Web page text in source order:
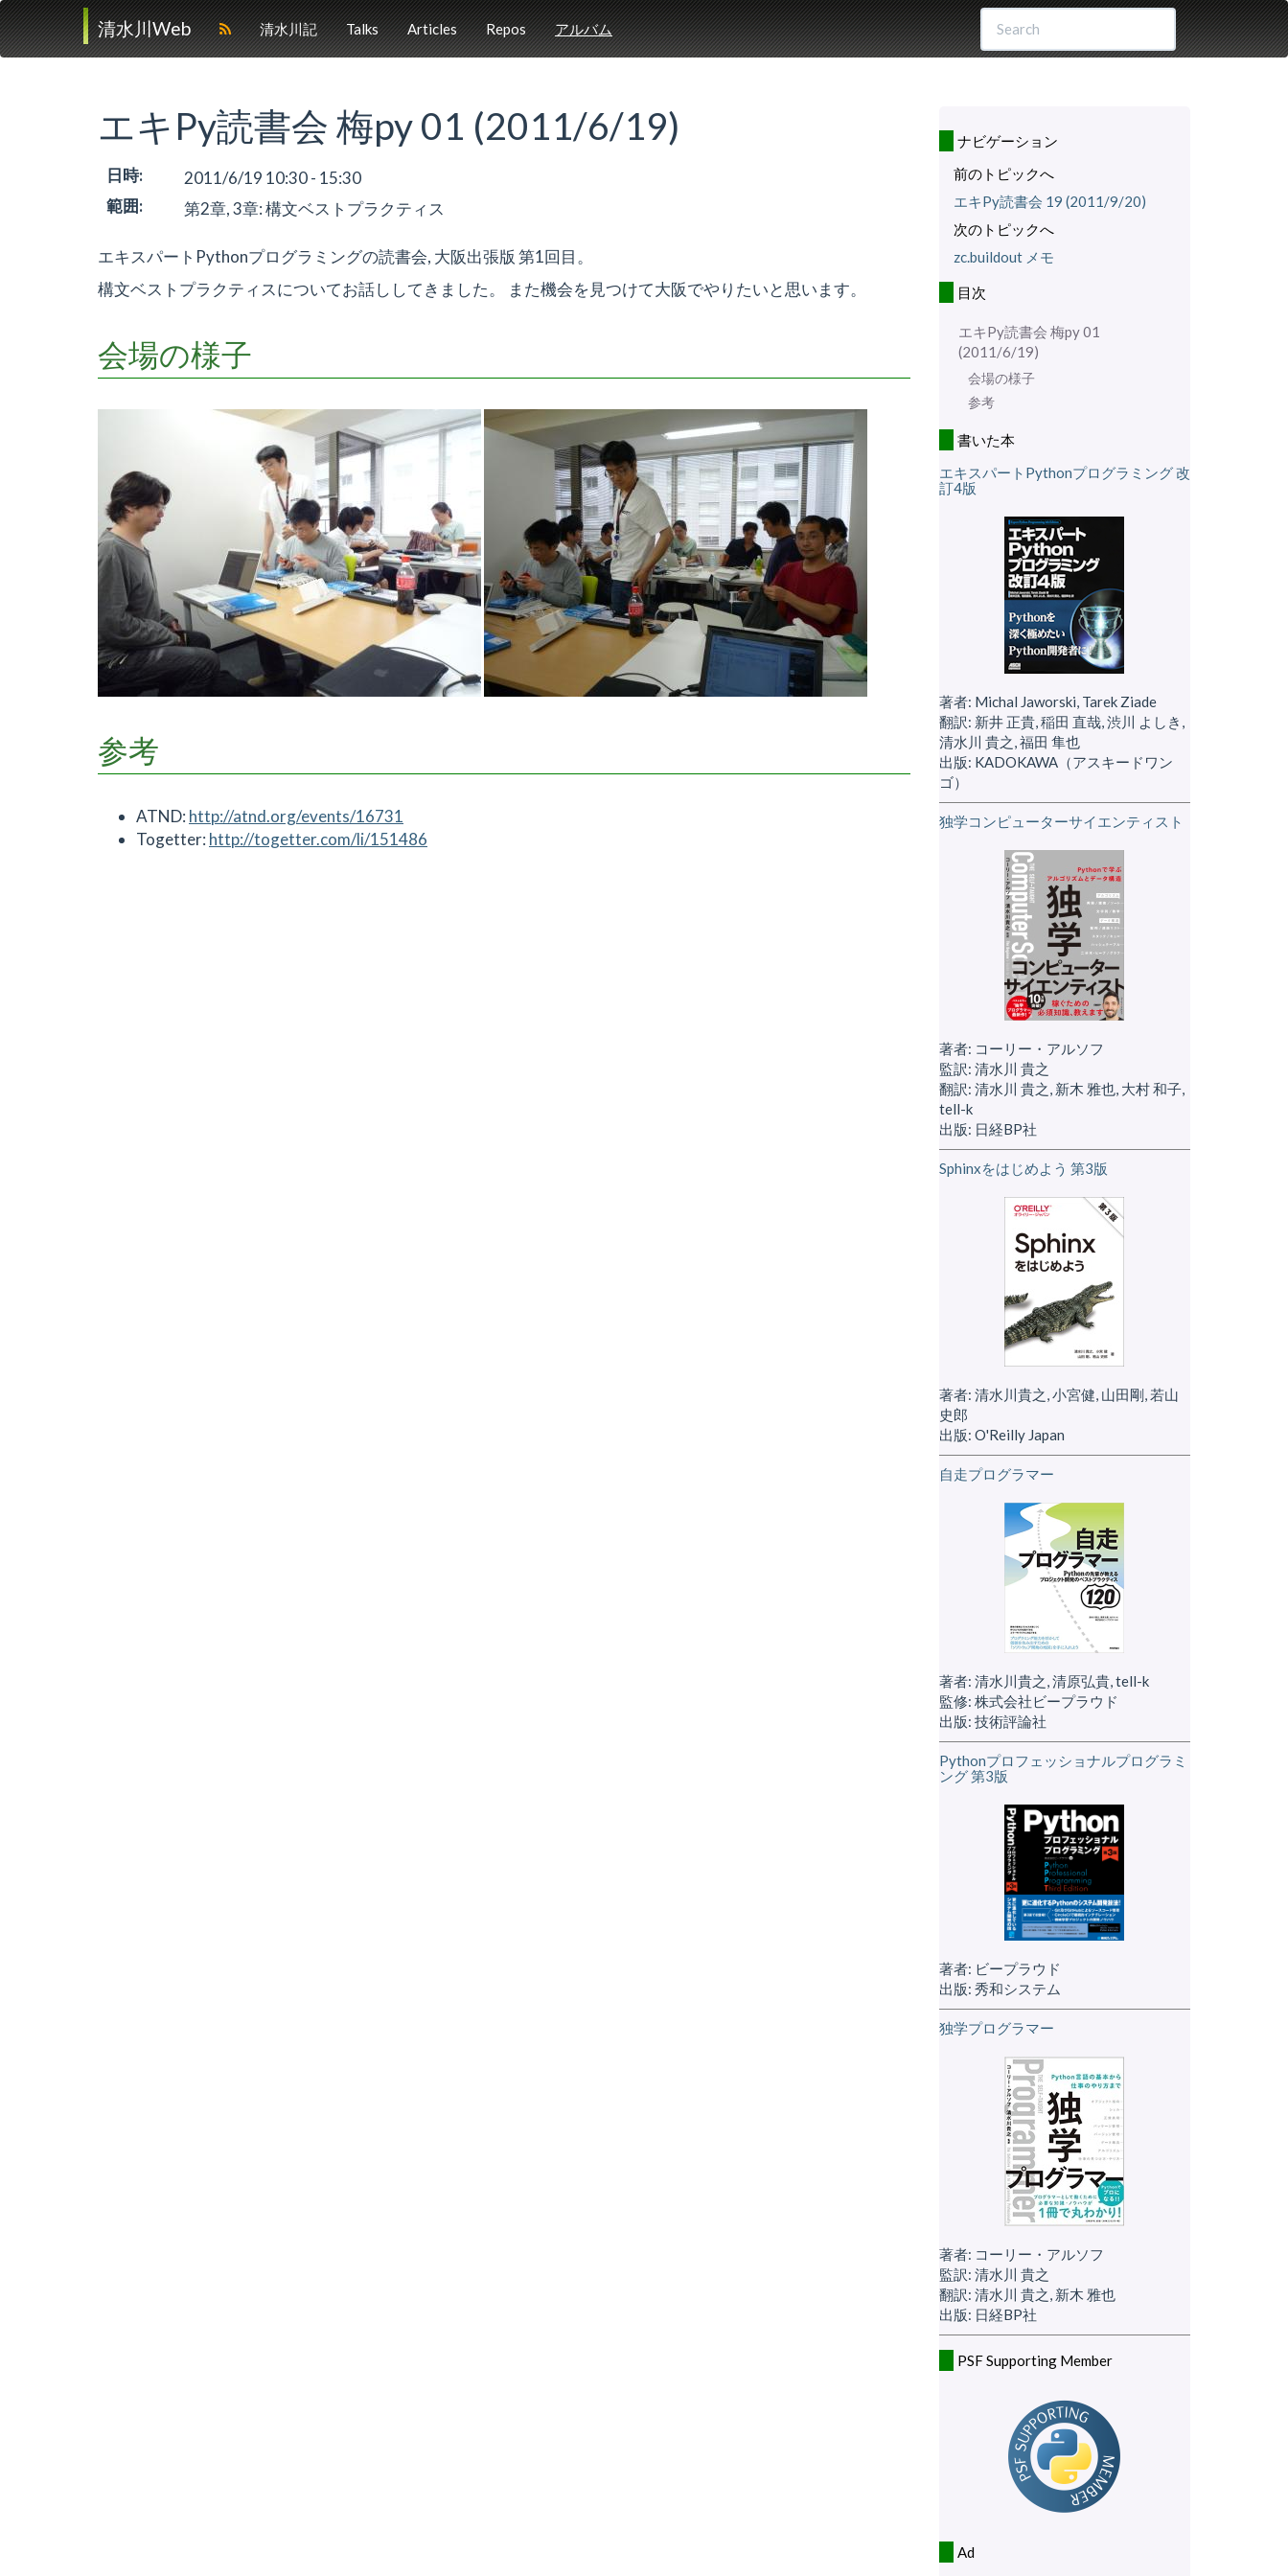
清水川Web 清水川記 Talks Articles Repos アルバム
エキPy読書会 梅py 01 (2011/6/19)
日時:
2011/6/19 10:30 - 15:30
範囲: 第2章, 3章: 構文ベストプラクティス
エキスパートPythonプログラミングの読書会, 大阪出張版 第1回目。
構文ベストプラクティスについてお話ししてきました。 また機会を見つけて大阪でやりたいと思います。
会場の様子
参考
ATND: http://atnd.org/events/16731
Togetter: http://togetter.com/li/151486
ナビゲーション
前のトピックへ
エキPy読書会 19 (2011/9/20)
次のトピックへ
zc.buildout メモ
目次
エキPy読書会 梅py 01
(2011/6/19)
会場の様子
参考
書いた本
エキスパートPythonプログラミング 改
訂4版
著者: Michal Jaworski, Tarek Ziade
翻訳: 新井 正貴, 稲田 直哉, 渋川 よしき,
清水川 貴之, 福田 隼也
出版: KADOKAWA（アスキードワン
ゴ）
独学コンピューターサイエンティスト
著者: コーリー・アルソフ
監訳: 清水川 貴之
翻訳: 清水川 貴之, 新木 雅也, 大村 和子,
tell-k
出版: 日経BP社
Sphinxをはじめよう 第3版
著者: 清水川貴之, 小宮健, 山田剛, 若山
史郎
出版: O'Reilly Japan
自走プログラマー
著者: 清水川貴之, 清原弘貴, tell-k
監修: 株式会社ビープラウド
出版: 技術評論社
Pythonプロフェッショナルプログラミ
ング 第3版
著者: ビープラウド
出版: 秀和システム
独学プログラマー
著者: コーリー・アルソフ
監訳: 清水川 貴之
翻訳: 清水川 貴之, 新木 雅也
出版: 日経BP社
PSF Supporting Member
Ad